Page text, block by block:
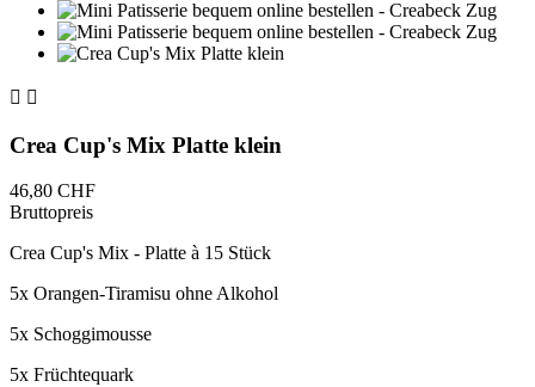
 
Crea Cup's Mix Platte klein
46,80 CHF
Bruttopreis
Crea Cup's Mix - Platte à 15 Stück
5x Orangen-Tiramisu ohne Alkohol
5x Schoggimousse
5x Früchtequark